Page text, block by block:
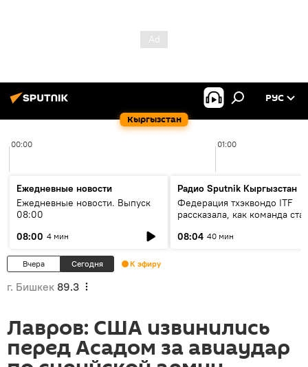
Кыргызстан
РУС
00:00 01:00
Ежедневные новости
Ежедневные новости. Выпуск
08:00
08:00 4 мин
Радио Sputnik Кыргызстан
Федерация тхэквондо ITF
рассказала, как команда
08:04 40 мин
Вчера Сегодня К эфиру
г. Бишкек 89.3
Лавров: США извинились
перед Асадом за авиаудар